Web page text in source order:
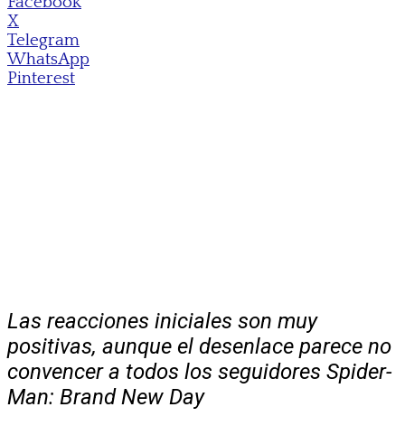
X
Telegram
WhatsApp
Pinterest
Las reacciones iniciales son muy
positivas, aunque el desenlace parece no
convencer a todos los seguidores Spider-
Man: Brand New Day